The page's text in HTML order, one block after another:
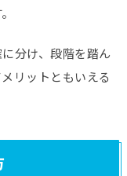
分け、段階を踏ん
リットともいえる